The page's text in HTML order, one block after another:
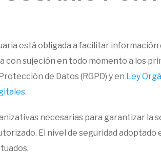
está obligada a facilitar
sujeción en todo momento a los
de Datos (RGPD) y en Ley
.
necesarias para garantizar la
El nivel de seguridad adoptado